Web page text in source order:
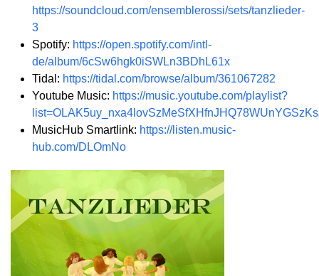
https://soundcloud.com/ensemblerossi/sets/tanzlieder-
3
Spotify: https://open.spotify.com/intl-
de/album/6cSw6hgk0iSWLn3BDhL61x
Tidal: https://tidal.com/browse/album/361067282
Youtube Music: https://music.youtube.com/playlist?
MusicHub Smartlink: https://listen.music-
hub.com/DLOmNo